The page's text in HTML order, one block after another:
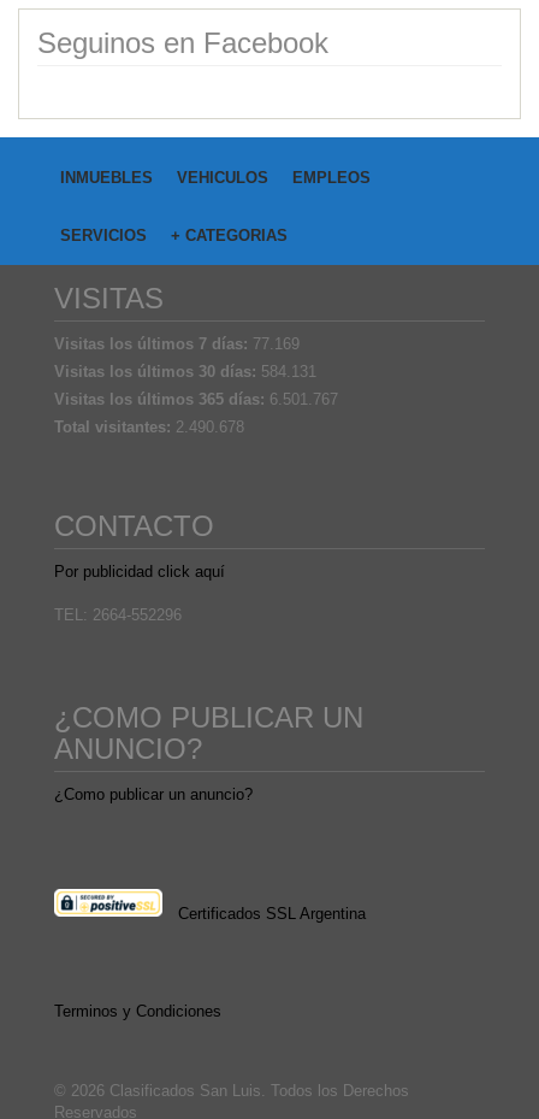
Seguinos en Facebook
INMUEBLES VEHICULOS EMPLEOS
SERVICIOS + CATEGORIAS
VISITAS
Visitas los últimos 7 días: 77.169
Visitas los últimos 30 días: 584.131
Visitas los últimos 365 días: 6.501.767
Total visitantes: 2.490.678
CONTACTO
Por publicidad click aquí
TEL: 2664-552296
¿COMO PUBLICAR UN
ANUNCIO?
¿Como publicar un anuncio?
Certificados SSL Argentina
Terminos y Condiciones
© 2026 Clasificados San Luis. Todos los Derechos
Reservados